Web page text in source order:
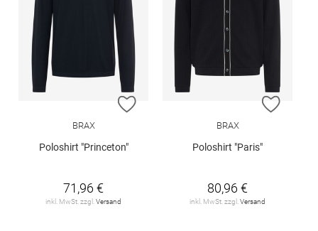
ZUR WUNSCHLISTE HINZUFÜGEN
BRAX
Poloshirt "Princeton"
71,96 €
inkl. MwSt. zzgl. Versand
ZUR
BRAX
Poloshirt "Paris"
80,96 €
inkl. MwSt. zzgl. Versand